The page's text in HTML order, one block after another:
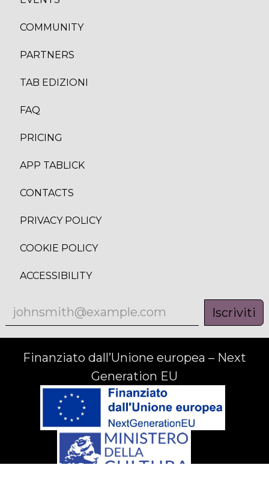
COMMUNITY
PARTNERS
TAB EDIZIONI
FAQ
PRICING
APP TABLICK
CONTACTS
PRIVACY POLICY
COOKIE POLICY
ACCESSIBILITY
Iscriviti
Finanziato dall’Unione europea – Next
Generation EU